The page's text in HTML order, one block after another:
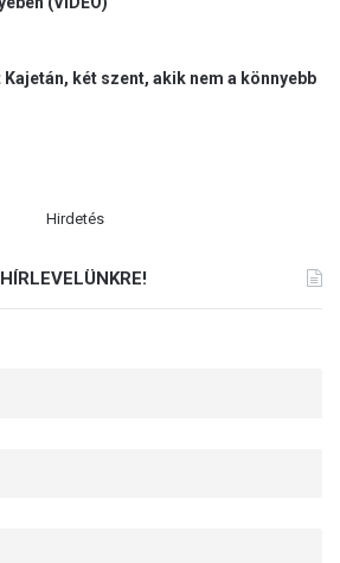
Kajetán, két szent, akik nem a könnyebb
Hirdetés